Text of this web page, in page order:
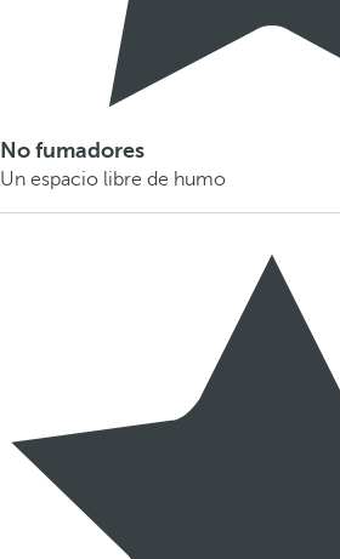
No fumadores
Un espacio libre de humo